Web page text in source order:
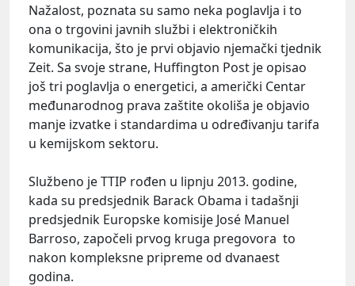
Nažalost, poznata su samo neka poglavlja i to
ona o trgovini javnih službi i elektroničkih
komunikacija, što je prvi objavio njemački tjednik
Zeit. Sa svoje strane, Huffington Post je opisao
još tri poglavlja o energetici, a američki Centar
međunarodnog prava zaštite okoliša je objavio
manje izvatke i standardima u određivanju tarifa
u kemijskom sektoru.
Službeno je TTIP rođen u lipnju 2013. godine,
kada su predsjednik Barack Obama i tadašnji
predsjednik Europske komisije José Manuel
Barroso, započeli prvog kruga pregovora to
nakon kompleksne pripreme od dvanaest
godina.